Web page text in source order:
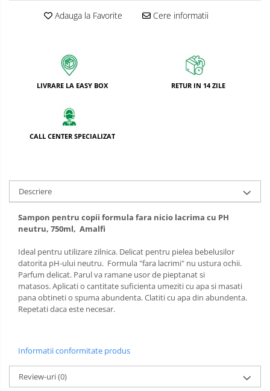
Manere si cozi pentru maturi si
Articole si accesorii pentru baie si
zona sanitara
Accesorii pentru casa
Articole si accesorii pentru haine si
produse textile
Articole menaj BACTERIA STOP
Eco logical
Produse lichide certificare Eco Cert
Detergenti BIO
Eco Confort
Fose Septice & Întreținere
Eco Confort
BioZone
Epur
Home&Deco
Note di Natura
Eco Friendly
Curatenie &
toalete portabile
Solutii curatare si intretinere
terase exterioare
Adauga la Favorite Cere informatii
LIVRARE LA EASY BOX RETUR IN 14 ZILE
CALL CENTER SPECIALIZAT
Descriere
Sampon pentru copii formula fara nicio lacrima cu PH
neutru, 750ml, Amalfi
Ideal pentru utilizare zilnica. Delicat pentru pielea bebelusilor
datorita pH-ului neutru. Formula "fara lacrimi" nu ustura ochii.
Parfum delicat. Parul va ramane usor de pieptanat si
matasos. Aplicati o cantitate suficienta umeziti cu apa si masati
pana obtineti o spuma abundenta. Clatiti cu apa din abundenta.
Repetati daca este necesar.
Informatii conformitate produs
Review-uri(0)